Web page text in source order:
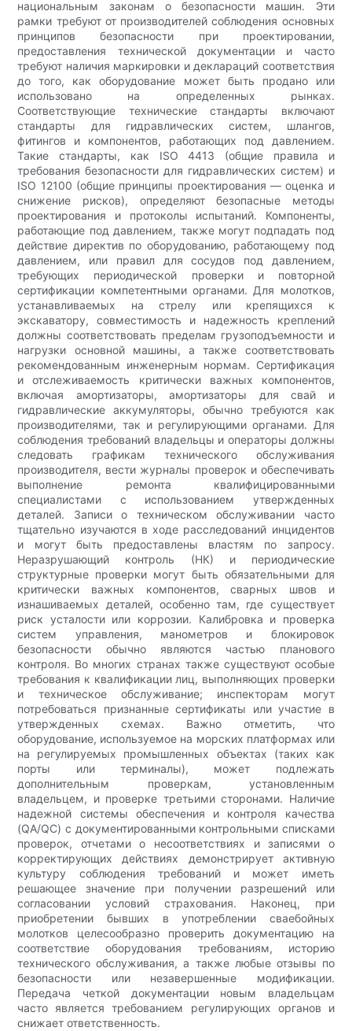
национальным законам о безопасности машин. Эти
рамки требуют от производителей соблюдения основных
принципов безопасности при проектировании,
предоставления технической документации и часто
требуют наличия маркировки и деклараций соответствия
до того, как оборудование может быть продано или
использовано на определенных рынках.
Соответствующие технические стандарты включают
стандарты для гидравлических систем, шлангов,
фитингов и компонентов, работающих под давлением.
Такие стандарты, как ISO 4413 (общие правила и
требования безопасности для гидравлических систем) и
ISO 12100 (общие принципы проектирования — оценка и
снижение рисков), определяют безопасные методы
проектирования и протоколы испытаний. Компоненты,
работающие под давлением, также могут подпадать под
действие директив по оборудованию, работающему под
давлением, или правил для сосудов под давлением,
требующих периодической проверки и повторной
сертификации компетентными органами. Для молотков,
устанавливаемых на стрелу или крепящихся к
экскаватору, совместимость и надежность креплений
должны соответствовать пределам грузоподъемности и
нагрузки основной машины, а также соответствовать
рекомендованным инженерным нормам. Сертификация
и отслеживаемость критически важных компонентов,
включая амортизаторы, амортизаторы для свай и
гидравлические аккумуляторы, обычно требуются как
производителями, так и регулирующими органами. Для
соблюдения требований владельцы и операторы должны
следовать графикам технического обслуживания
производителя, вести журналы проверок и обеспечивать
выполнение ремонта квалифицированными
специалистами с использованием утвержденных
деталей. Записи о техническом обслуживании часто
тщательно изучаются в ходе расследований инцидентов
и могут быть предоставлены властям по запросу.
Неразрушающий контроль (НК) и периодические
структурные проверки могут быть обязательными для
критически важных компонентов, сварных швов и
изнашиваемых деталей, особенно там, где существует
риск усталости или коррозии. Калибровка и проверка
систем управления, манометров и блокировок
безопасности обычно являются частью планового
контроля. Во многих странах также существуют особые
требования к квалификации лиц, выполняющих проверки
и техническое обслуживание; инспекторам могут
потребоваться признанные сертификаты или участие в
утвержденных схемах. Важно отметить, что
оборудование, используемое на морских платформах или
на регулируемых промышленных объектах (таких как
порты или терминалы), может подлежать
дополнительным проверкам, установленным
владельцем, и проверке третьими сторонами. Наличие
надежной системы обеспечения и контроля качества
(QA/QC) с документированными контрольными списками
проверок, отчетами о несоответствиях и записями о
корректирующих действиях демонстрирует активную
культуру соблюдения требований и может иметь
решающее значение при получении разрешений или
согласовании условий страхования. Наконец, при
приобретении бывших в употреблении сваебойных
молотков целесообразно проверить документацию на
соответствие оборудования требованиям, историю
технического обслуживания, а также любые отзывы по
безопасности или незавершенные модификации.
Передача четкой документации новым владельцам
часто является требованием регулирующих органов и
снижает ответственность.